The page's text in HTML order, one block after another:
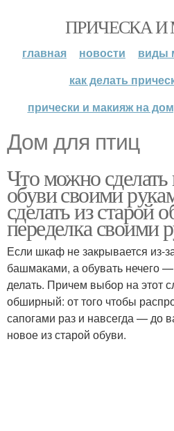
ПРИЧЕСКА
главная новости
виды
как делать
прически и макияж на
Дом для птиц
Что можно сделать
обуви своими
сделать из старой
переделка своими
Если шкаф не закрывается из-
башмаками, а обувать нечего
делать. Причем выбор на этот
обширный: от того чтобы
сапогами раз и навсегда — до
новое из старой обуви.